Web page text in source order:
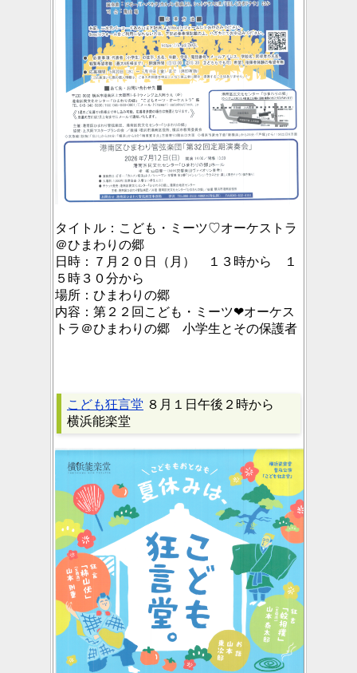
タイトル： こども・ミーツ♡オーケストラ
＠ひまわりの郷
日時：
７月２０日（月） １３時から １
５時３０分から
場所： ひまわりの郷
内容： 第２２回こども・ミーツ❤オーケス
トラ＠ひまわりの郷 小学生とその保護者
こども狂言堂 ８月１日午後２時から
横浜能楽堂